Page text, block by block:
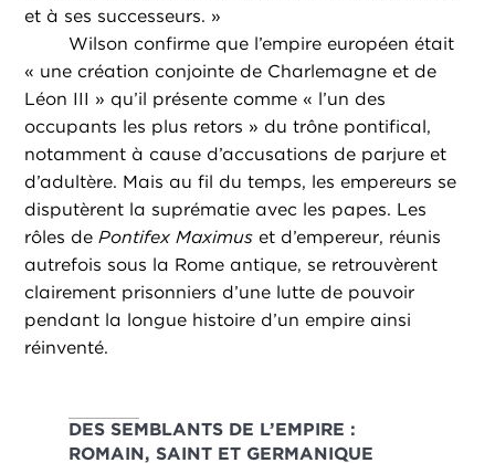
et à ses successeurs. »
Wilson confirme que l’empire européen était
« une création conjointe de Charlemagne et de
Léon III » qu’il présente comme « l’un des
occupants les plus retors » du trône pontifical,
notamment à cause d’accusations de parjure et
d’adultère. Mais au fil du temps, les empereurs se
disputèrent la suprématie avec les papes. Les
rôles dePontifex Maximus et d’empereur, réunis
autrefois sous la Rome antique, se retrouvèrent
clairement prisonniers d’une lutte de pouvoir
pendant la longue histoire d’un empire ainsi
réinventé.
DES SEMBLANTS DE L’EMPIRE :
ROMAIN, SAINT ET GERMANIQUE